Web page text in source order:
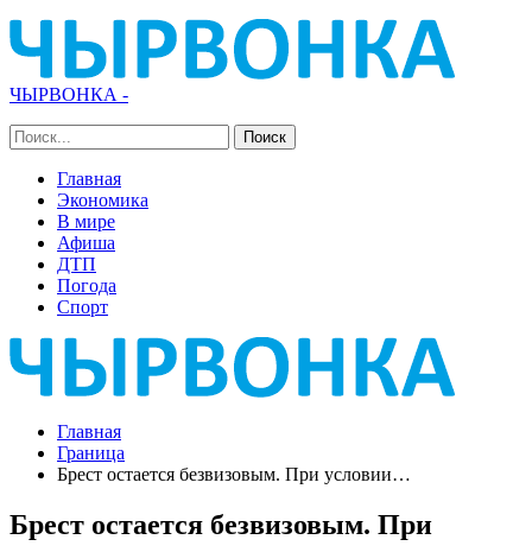
ЧЫРВОНКА -
Главная
Экономика
В мире
Афиша
ДТП
Погода
Спорт
Главная
Граница
Брест остается безвизовым. При условии…
Брест остается безвизовым. При